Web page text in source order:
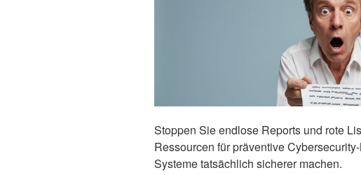
Unternehmen“
Stoppen Sie endlose Reports und rote
Ressourcen für präventive
Systeme tatsächlich sicherer machen.